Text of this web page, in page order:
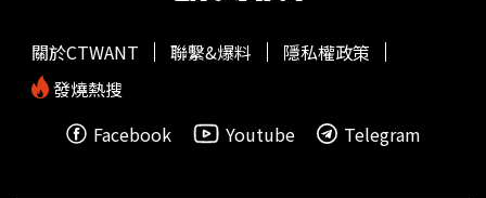
關於CTWANT 聯繫&爆料
隱私權政策
發燒熱搜
Facebook
Youtube Telegram